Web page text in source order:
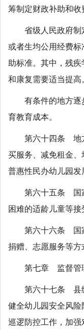
筹制定财政补助和收
省级人民政府
或者生均公用经费
助标准。其中，残
和康复需要适当提高
有条件的地方逐
育教育成本。
第六十四条 地
买服务、减免租金
普惠性民办幼儿园发
第六十五条 国
困难的适龄儿童等接
第六十六条 国
捐赠、志愿服务等方
第七章 监督管
第六十七条 县
健全幼儿园安全风
巡逻防控工作，加